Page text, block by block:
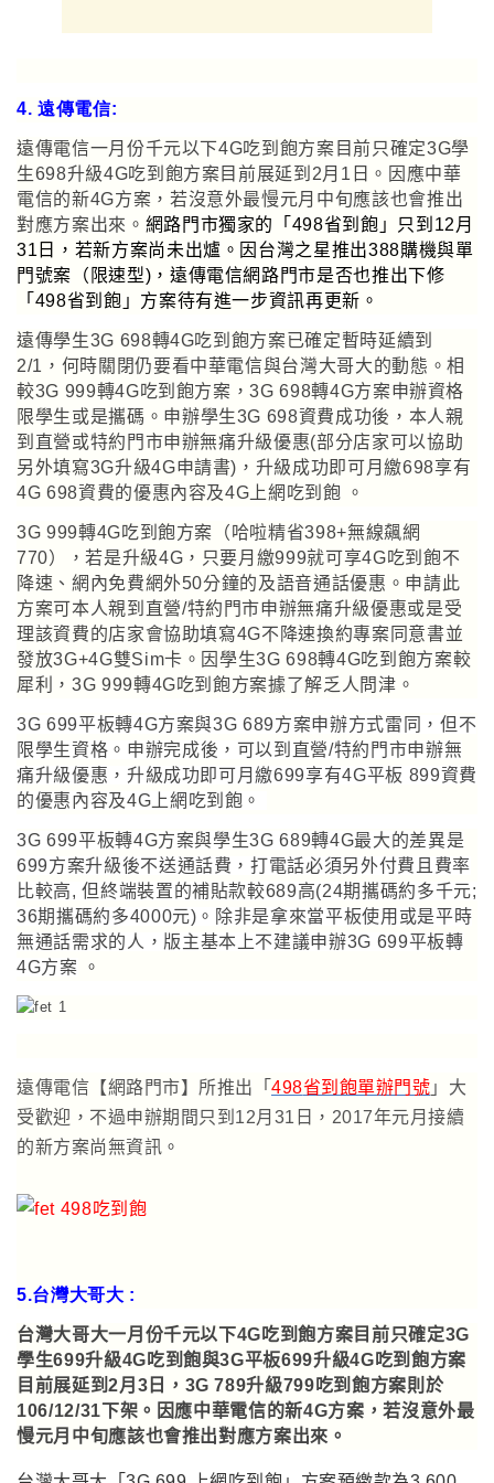
4. 遠傳電信:
遠傳電信一月份千元以下4G吃到飽方案目前只確定3G學
生698升級4G吃到飽方案目前展延到2月1日。因應中華
電信的新4G方案，若沒意外最慢元月中旬應該也會推出
對應方案出來。 網路門市獨家的
「498省到飽」只到12月
31日，若新方案尚未出爐。因台灣之星推出388購機與單
門號案（限速型)，遠傳電信網路門市是否也推出下修
「498省到飽」方案待有進一步資訊再更新。
遠傳學生3G 698轉4G吃到飽方案已確定暫時延續到
2/1 ，何時關閉仍要看中華電信與台灣大哥大的動態 。相
較3G 999轉4G吃到飽方案，3G 698轉4G方案申辦資格
限學生或是攜碼 。 申辦學生3G 698資費成功後 ， 本人親
到直營或特約門市申辦無痛升級優惠(部分店家可以協助
另外填寫3G升級4G申請書)，升級成功即可月繳698享有
4G 698資費的優惠內容及4G上網吃到飽 。
3G 999轉4G吃到飽方案（哈啦精省398+無線飆網
770），若是升級4G，只要月繳999就可享4G吃到飽不
降速、網內免費網外50分鐘的及語音通話優惠。申請此
方案可本人親到直營/特約門市申辦無痛升級優惠或是受
理該資費的店家會協助填寫4G不降速換約專案同意書並
發放3G+4G雙Sim卡。因學生3G 698轉4G吃到飽方案較
犀利，3G 999轉4G吃到飽方案據了解乏人問津。
3G 699平板轉4G方案與3G 689方案申辦方式雷同 ， 但不
限學生資格 。 申辦完成後 ， 可以到 直營/特約門市申辦無
痛升級優惠，升級成功即可月繳699享有4G平板 899資費
的優惠內容及4G上網吃到飽 。
3G 699平板轉4G方案與學生3G 689轉4G最大的差異是
699方案升級後不送通話費 ，打電話必須另外付費且費率
比較高, 但終端裝置的補貼款較689高(24期攜碼約多千元;
36期攜碼約多4000元) 。 除非是拿來當平板使用或是平時
無通話需求的人 ， 版主基本上不建議申辦3G 699平板轉
4G方案 。
遠傳電信 【網路門市】 所推出 「 498省到飽單辦門號 」大
受歡迎 ，不過申辦期間只到12月31日，2017年元月接續
的新方案尚無資訊 。
5.台灣大哥大 :
台灣大哥大一月份千元以下4G吃到飽方案目前只確定3G
學生699升級4G吃到飽與3G平板699升級4G吃到飽方案
目前展延到2月3日
， 3G 789升級799吃到飽方案則於
106/12/31下架 。因應中華電信的新4G方案，若沒意外最
慢元月中旬應該也會推出對應方案出來。